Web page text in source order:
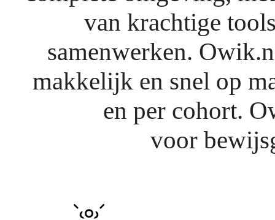
van krachtige
samenwerken.
makkelijk en snel op
en per cohort.
voor